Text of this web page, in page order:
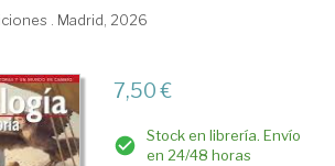
. Madrid, 2026
7,50 €
Stock en librería. Envío
en 24/48 horas